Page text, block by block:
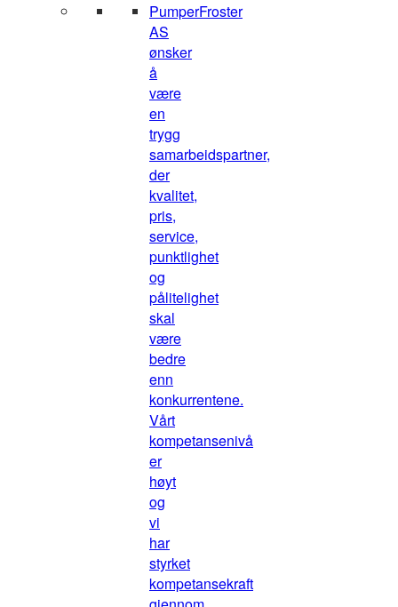
PumperFroster
AS
ønsker
å
være
en
trygg
samarbeidspartner,
der
kvalitet,
pris,
service,
punktlighet
og
pålitelighet
skal
være
bedre
enn
konkurrentene.
Vårt
kompetansenivå
er
høyt
og
vi
har
styrket
kompetansekraft